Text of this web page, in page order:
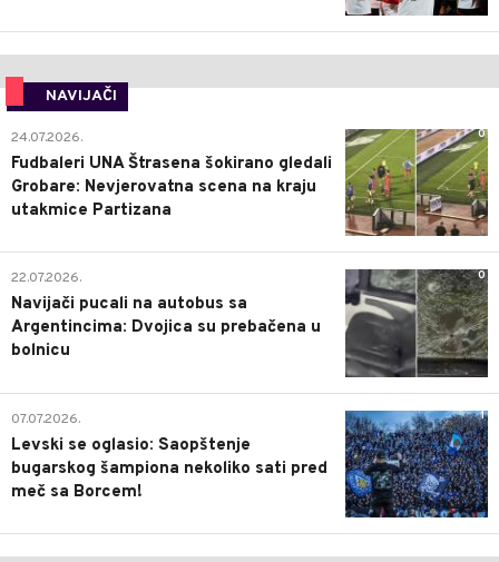
NAVIJAČI
0
24.07.2026.
Fudbaleri UNA Štrasena šokirano gledali
Grobare: Nevjerovatna scena na kraju
utakmice Partizana
0
22.07.2026.
Navijači pucali na autobus sa
Argentincima: Dvojica su prebačena u
bolnicu
1
07.07.2026.
Levski se oglasio: Saopštenje
bugarskog šampiona nekoliko sati pred
meč sa Borcem!